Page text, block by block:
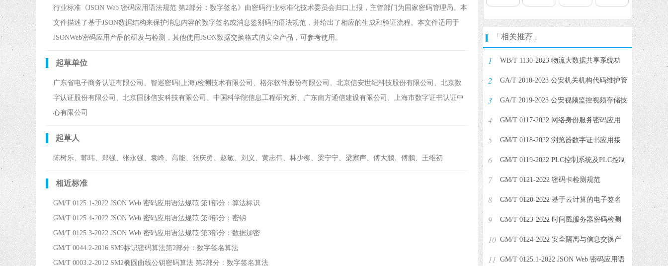
行业标准《JSON Web 密码应用语法规范 第2部分：数字签名》由密码行业标准化技术委员会归口上报，主管部门为国家密码管理局。本
文件描述了基于JSON数据结构来保护消息内容的数字签名或消息鉴别码的语法规范，并给出了相应的生成和验证流程。本文件适用于
JSONWeb密码应用产品的研发与检测，其他使用JSON数据交换格式的安全产品，可参考使用。
起草单位
广东省电子商务认证有限公司、智巡密码(上海)检测技术有限公司、格尔软件股份有限公司、北京信安世纪科技股份有限公司、北京数
字认证股份有限公司、北京国脉信安科技有限公司、中国科学院信息工程研究所、广东南方通信建设有限公司、上海市数字证书认证中
心有限公司
起草人
陈树乐、韩玮、郑强、张永强、袁峰、高能、张庆勇、赵敏、刘义、黄志伟、林少柳、梁宁宁、梁家声、傅大鹏、傅鹏、王维初
相近标准
GM/T 0125.1-2022 JSON Web 密码应用语法规范 第1部分：算法标识
GM/T 0125.4-2022 JSON Web 密码应用语法规范 第4部分：密钥
GM/T 0125.3-2022 JSON Web 密码应用语法规范 第3部分：数据加密
GM/T 0044.2-2016 SM9标识密码算法第2部分：数字签名算法
GM/T 0003.2-2012 SM2椭圆曲线公钥密码算法 第2部分：数字签名算法
「相关推荐」
1 WB/T 1130-2023 物流大数据共享系统功
能通用要求
2 GA/T 2010-2023 公安机关机构代码维护管
理规范
3 GA/T 2019-2023 公安视频监控视频存储技
术要求
4 GM/T 0117-2022 网络身份服务密码应用
技术要求
5 GM/T 0118-2022 浏览器数字证书应用接
口规范
6 GM/T 0119-2022 PLC控制系统及PLC控制
器密码应用技术规范
7 GM/T 0121-2022 密码卡检测规范
8 GM/T 0120-2022 基于云计算的电子签名
服务技术实施指南
9 GM/T 0123-2022 时间戳服务器密码检测
规范
10 GM/T 0124-2022 安全隔离与信息交换产
品密码检测规范
11 GM/T 0125.1-2022 JSON Web 密码应用语